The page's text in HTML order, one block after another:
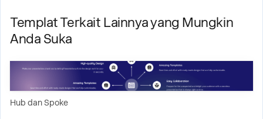
Templat Terkait Lainnya yang Mungkin
Anda Suka
Hub dan Spoke